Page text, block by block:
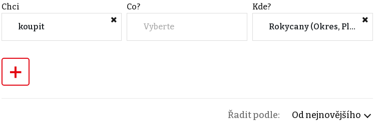
Chci
koupit
Co?
Vyberte
Kde?
Rokycany (Okres, Plzeňský kraj)
+
Řadit podle: Od nejnovějšího